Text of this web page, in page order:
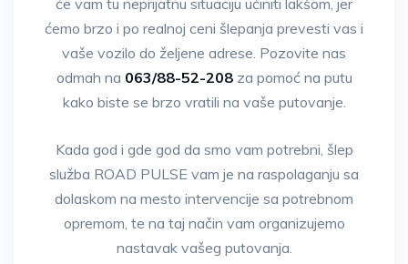
će vam tu neprijatnu situaciju učiniti lakšom, jer
ćemo brzo i po realnoj ceni šlepanja prevesti vas i
vaše vozilo do željene adrese. Pozovite nas
odmah na 063/88-52-208za pomoć na putu
kako biste se brzo vratili na vaše putovanje.
Kada god i gde god da smo vam potrebni, šlep
služba ROAD PULSE vam je na raspolaganju sa
dolaskom na mesto intervencije sa potrebnom
opremom, te na taj način vam organizujemo
nastavak vašeg putovanja.